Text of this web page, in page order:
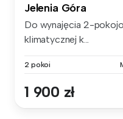
Jelenia Góra
Do wynajęcia 2-
klimatycznej k...
2 pokoi
1 900 zł